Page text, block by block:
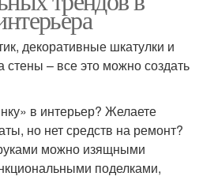
декоративные шкатулки и
стены – все это можно создать
в интерьер? Желаете
но нет средств на ремонт?
можно изящными
поделками,